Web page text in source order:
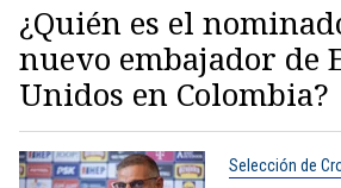
¿Quién es el
nuevo embajador de
Unidos en Colombia?
Selección de